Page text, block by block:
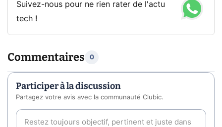
Suivez-nous pour ne rien rater de l'actu
tech !
Commentaires 0
Participer à la discussion
Partagez votre avis avec la communauté Clubic.